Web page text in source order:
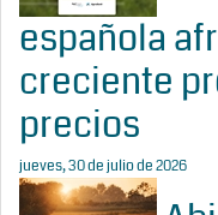
española
creciente
precios
jueves, 30 de julio de 2026